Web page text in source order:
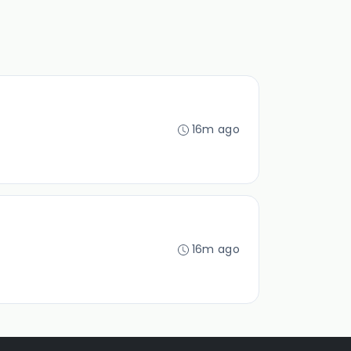
16m ago
16m ago